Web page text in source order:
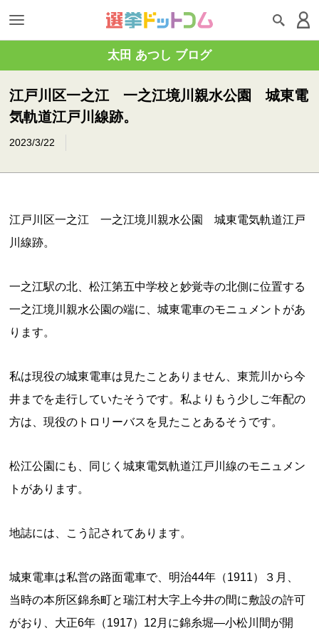
太田 あつし ブログ
江戸川区一之江 一之江境川親水公園 城東電
気軌道江戸川線跡。
2023/3/22
江戸川区一之江 一之江境川親水公園 城東電気軌道江戸
川線跡。
一之江駅の北、松江第五中学校と妙覚寺の北側に位置する
一之江境川親水公園の端に、城東電車のモニュメントがあ
ります。
私は現役の城東電車は見たことありません、東荒川から今
井までを走行していたそうです。私よりもう少しご年配の
方は、現役のトロリーバスを見たことあるそうです。
松江公園にも、同じく城東電気軌道江戸川線のモニュメン
トがあります。
地誌には、こう記されてあります。
城東電車は私営の路面電車で、明治44年（1911）３月、
当時の本所区錦糸町と瑞江村大字上今井の間に敷設の許可
がおり、大正6年（1917）12月に錦糸堀―小松川間が開